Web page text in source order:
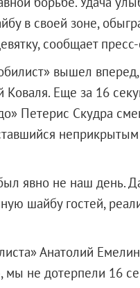
в своей зоне,
сообщает
вышел
Коваля. Еще за 16
Петерис Скудра
явно не наш день.
шайбу гостей,
Анатолий
мы не дотерпели 16